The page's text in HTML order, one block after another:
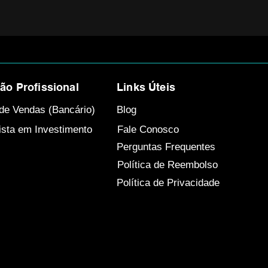
Profissional Links Úteis
Vendas (Bancário)
em Investimento
Blog
Fale Conosco
Perguntas Frequentes
Política de Reembolso
Política de Privacidade